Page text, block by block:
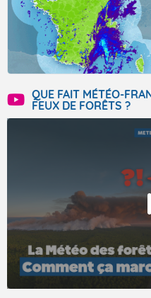
QUE FAIT MÉTÉO-
FEUX DE FORÊTS ?